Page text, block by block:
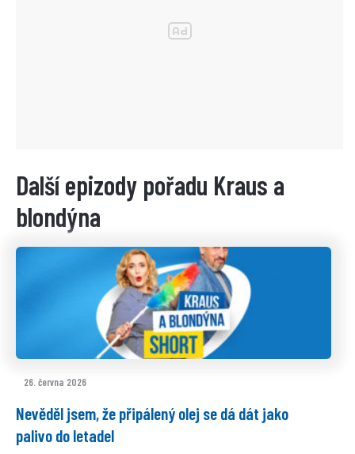
Další epizody pořadu Kraus a
blondýna
26. června 2026
Nevěděl jsem, že připálený olej se dá dát jako
palivo do letadel